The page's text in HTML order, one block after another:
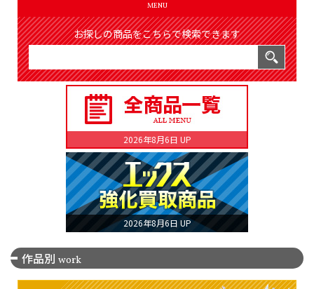
MENU
お探しの商品をこちらで検索できます
2026年8月6日 UP
2026年8月6日 UP
作品別 work